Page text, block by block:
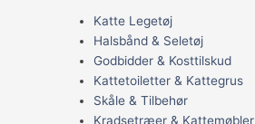
Katte Legetøj
Halsbånd & Seletøj
Godbidder & Kosttilskud
Kattetoiletter & Kattegrus
Skåle & Tilbehør
Kradsetræer & Kattemøbler